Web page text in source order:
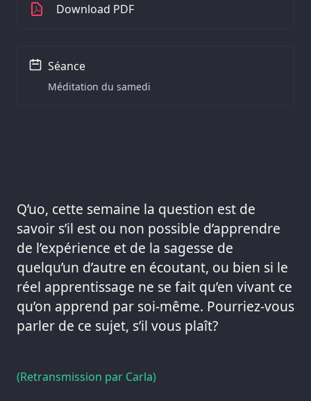
Q’uo, cette semaine la question est de
savoir s’il est ou non possible d’apprendre
de l’expérience et de la sagesse de
quelqu’un d’autre en écoutant, ou bien si le
réel apprentissage ne se fait qu’en vivant ce
qu’on apprend par soi-même. Pourriez-vous
parler de ce sujet, s’il vous plaît?
(Retransmission par Carla)
Download PDF
Séance
Méditation du samedi